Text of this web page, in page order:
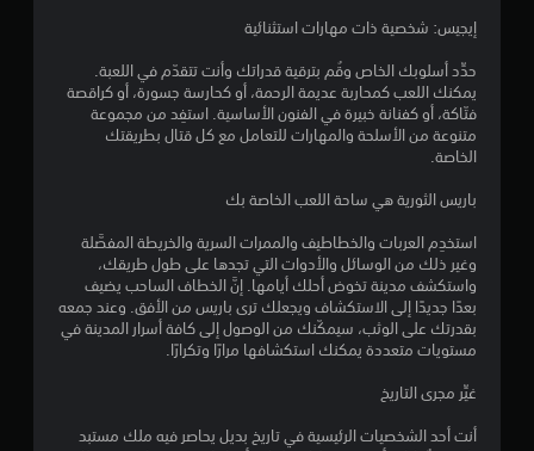
إ
ج
ل
ي
9
إيجيس: شخصية ذات مهارات استثنائية
حدِّد أسلوبك الخاص وقُم بترقية قدراتك وأنت تتقدّم في اللعبة.
يمكنك اللعب كمحاربة عديمة الرحمة، أو كحارسة جسورة، أو كراقصة
فتّاكة، أو كفنانة خبيرة في الفنون الأساسية. استفِد من مجموعة
متنوعة من الأسلحة والمهارات للتعامل مع كل قتال بطريقتك
الخاصة.
باريس الثورية هي ساحة اللعب الخاصة بك
استخدِم العربات والخطاطيف والممرات السرية والخريطة المفصَّلة
وغير ذلك من الوسائل والأدوات التي تجدها على طول طريقك،
واستكشف مدينة تخوض أحلك أيامها. إنَّ الخطاف الساحب يضيف
بعدًا جديدًا إلى الاستكشاف ويجعلك ترى باريس من الأفق. وعند جمعه
بقدرتك على الوثب، سيمكّنك من الوصول إلى كافة أسرار المدينة في
مستويات متعددة يمكنك استكشافها مرارًا وتكرارًا.
غيِّر مجرى التاريخ
أنت أحد الشخصيات الرئيسية في تاريخ بديل يحاصر فيه ملك مستبد